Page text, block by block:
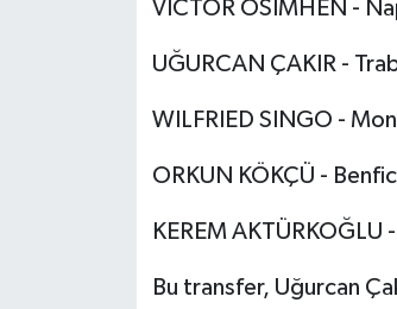
VICTOR OSIMHEN -
UĞURCAN ÇAKIR -
WILFRIED SINGO -
ORKUN KÖKÇÜ -
KEREM
Bu transfer, Uğurcan